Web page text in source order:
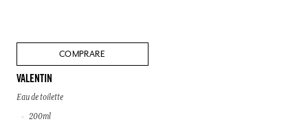
COMPRARE
VALENTIN
Eau de toilette
200ml